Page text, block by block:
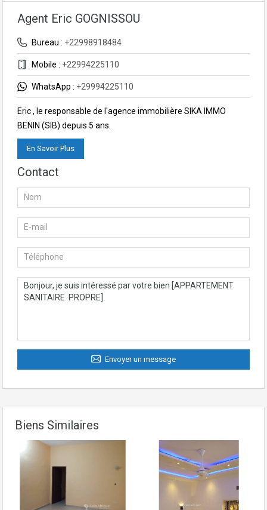
Agent Eric GOGNISSOU
Bureau : +22998918484
Mobile : +22994225110
WhatsApp : +29994225110
Eric , le responsable de l'agence immobilière SIKA IMMO
BENIN (SIB) depuis 5 ans.
En Savoir Plus
Contact
Envoyer un message
Biens Similaires